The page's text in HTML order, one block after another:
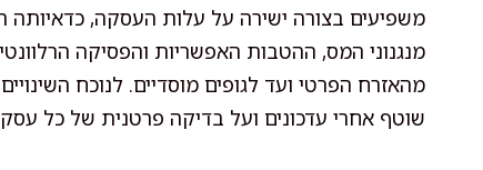
משפיעים בצורה ישירה על עלות העסקה, כדאיותה
מנגנוני המס, ההטבות האפשריות והפסיקה
מהאזרח הפרטי ועד לגופים מוסדיים. לנוכח
שוטף אחרי עדכונים ועל בדיקה פרטנית של כל